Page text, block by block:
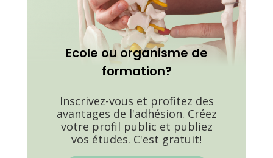
Ecole ou organisme de
formation?
Inscrivez-vous et profitez des
avantages de l'adhésion. Créez
votre profil public et publiez
vos études. C'est gratuit!